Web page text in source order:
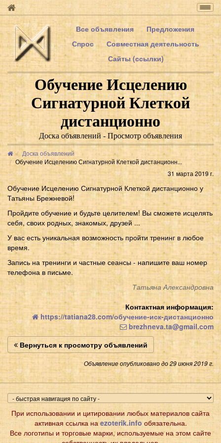
Все объявления
Предложения
Спрос
Совместная деятельность
Сайты (ссылки)
Обучение Исцелению
Сигнатурной Клеткой
дистанционно
Доска объявлений - Просмотр объявления
Доска объявлений
Обучение Исцелению Сигнатурной Клеткой дистанционн...
31 марта 2019 г.
Обучение Исцелению Сигнатурной Клеткой дистанционно у
Татьяны Брежневой!
Пройдите обучение и будьте целителем! Вы сможете исцелять
себя, своих родных, знакомых, друзей ...
У вас есть уникальная возможность пройти тренинг в любое
время.
Запись на тренинги и частные сеансы - напишите ваш номер
телефона в письме.
Татьяна Александровна
Контактная информация:
https://tatiana28.com/обучение-иск-дистанционно
brezhneva.ta@gmail.com
Вернуться к просмотру объявлений
Объявление опубликовано до 29 июня 2019 г.
При использовании и цитировании любых материалов сайта
активная ссылка наezoterik.info обязательна.
Все логотипы и торговые марки, используемые на этом сайте